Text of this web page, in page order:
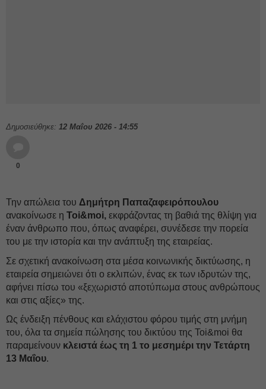
Δημοσιεύθηκε: 12 Μαΐου 2026 - 14:55
0
Την απώλεια του Δημήτρη Παπαζαφειρόπουλου
ανακοίνωσε η Toi&moi, εκφράζοντας τη βαθιά της θλίψη για
έναν άνθρωπο που, όπως αναφέρει, συνέδεσε την πορεία
του με την ιστορία και την ανάπτυξη της εταιρείας.
Σε σχετική ανακοίνωση στα μέσα κοινωνικής δικτύωσης, η
εταιρεία σημειώνει ότι ο εκλιπών, ένας εκ των ιδρυτών της,
αφήνει πίσω του «ξεχωριστό αποτύπωμα στους ανθρώπους
και στις αξίες» της.
Ως ένδειξη πένθους και ελάχιστου φόρου τιμής στη μνήμη
του, όλα τα σημεία πώλησης του δικτύου της Toi&moi θα
παραμείνουν κλειστά έως τη 1 το μεσημέρι την Τετάρτη
13 Μαΐου.